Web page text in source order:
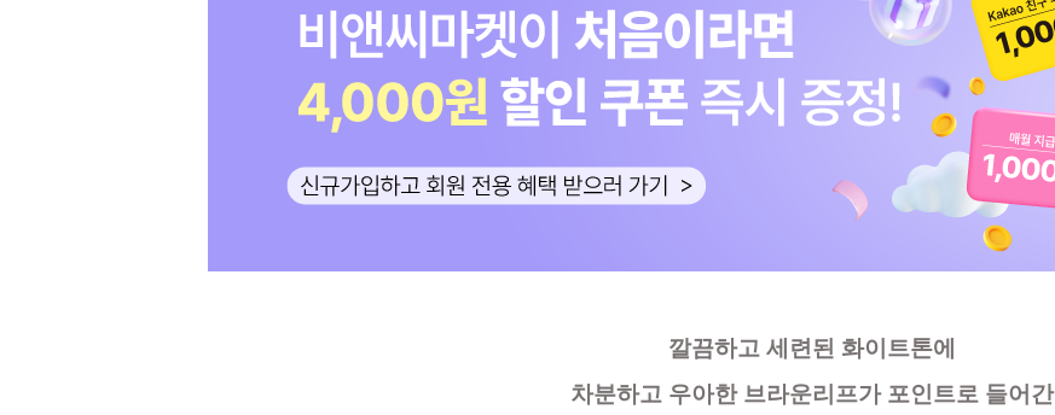
깔끔하고 세련된 화이트톤에
차분하고 우아한 브라운리프가 포인트로 들어간